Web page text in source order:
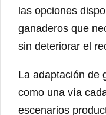
las opciones
ganaderos que
sin deteriorar el
La adaptación de
como una vía
escenarios